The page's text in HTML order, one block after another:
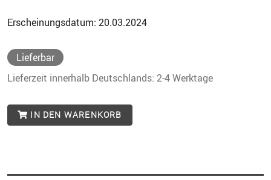
Erscheinungsdatum: 20.03.2024
Lieferbar
Lieferzeit innerhalb Deutschlands: 2-4 Werktage
IN DEN WARENKORB